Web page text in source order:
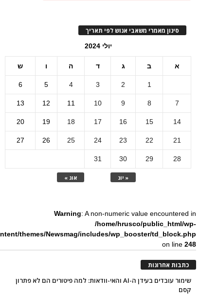
סינון מאמרי משאבי אנוש לפי תאריך
יולי 2024
א ב ג ד ה ו ש
« יונ אוג »
1
2
3
4
5
6
7
8
9
10
11
12
13
14
15
16
17
18
19
20
21
22
23
24
25
26
27
28
29
30
31
Warning: A non-numeric value encountered in
/home/hrusco/public_html/wp-
themes/Newsmag/includes/wp_booster/td_block.php
on line248
כתבות אחרונות
שימור עובדים בעידן ה-AI והאי-וודאות: למה פיטורים הם לא פתרון
קסם